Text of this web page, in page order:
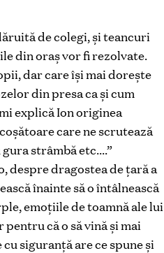
de colegi, şi teancuri
din oraş vor fi rezolvate.
dar care îşi mai doreşte
din presa ca şi cum
explică Ion originea
care ne scrutează
strâmbă etc….”
despre dragostea de ţară a
înainte să o întâlnească
emoţiile de toamnă ale lui
că o să vină şi mai
siguranţă are ce spune şi